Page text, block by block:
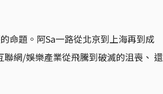
命題。阿Sa一路從北京到上海再到成
網/娛樂產業從飛騰到破滅的沮喪、 還